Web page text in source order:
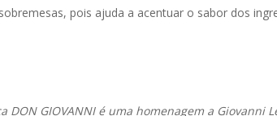
pois ajuda a acentuar o sabor dos
GIOVANNI é uma homenagem a Giovanni